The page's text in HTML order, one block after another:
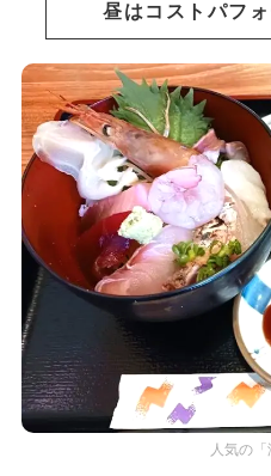
昼はコストパフ
人気の「